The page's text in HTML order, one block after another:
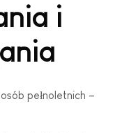
i
pełnoletnich –